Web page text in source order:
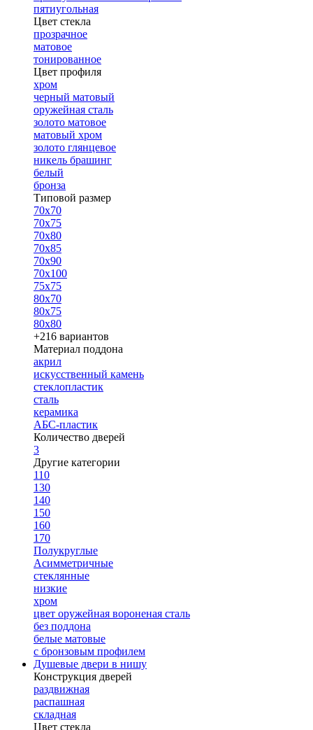
пятиугольная
Цвет стекла
прозрачное
матовое
тонированное
Цвет профиля
хром
черный матовый
оружейная сталь
золото матовое
матовый хром
золото глянцевое
никель брашинг
белый
бронза
Типовой размер
70х70
70х75
70х80
70х85
70х90
70х100
75х75
80х70
80х75
80х80
+216 вариантов
Материал поддона
акрил
искусственный камень
стеклопластик
сталь
керамика
АБС-пластик
Количество дверей
3
Другие категории
110
130
140
150
160
170
Полукруглые
Асимметричные
стеклянные
низкие
хром
цвет оружейная вороненая сталь
без поддона
белые матовые
с бронзовым профилем
Душевые двери в нишу
Конструкция дверей
раздвижная
распашная
складная
Цвет стекла